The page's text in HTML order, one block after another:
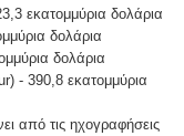
εκατομμύρια δολάρια
δολάρια
δολάρια
- 390,8 εκατομμύρια
από τις ηχογραφήσεις